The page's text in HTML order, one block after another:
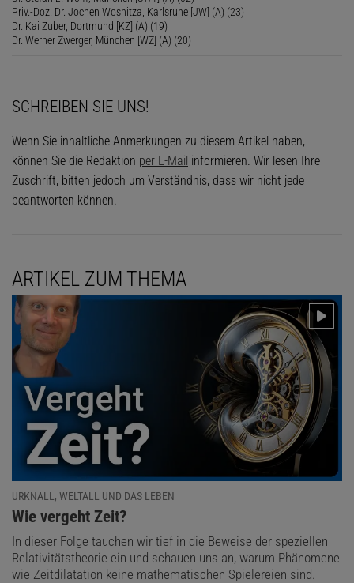
Priv.-Doz. Dr. Jochen Wosnitza, Karlsruhe [JW] (A) (23)
Dr. Kai Zuber, Dortmund [KZ] (A) (19)
Dr. Werner Zwerger, München [WZ] (A) (20)
SCHREIBEN SIE UNS!
Wenn Sie inhaltliche Anmerkungen zu diesem Artikel haben,
können Sie die Redaktion per E-Mail informieren. Wir lesen Ihre
Zuschrift, bitten jedoch um Verständnis, dass wir nicht jede
beantworten können.
ARTIKEL ZUM THEMA
URKNALL, WELTALL UND DAS LEBEN
:
Wie vergeht Zeit?
In dieser Folge tauchen wir tief in die Beweise der speziellen
Relativitätstheorie ein und schauen uns an, warum Phänomene
wie Zeitdilatation keine mathematischen Spielereien sind.